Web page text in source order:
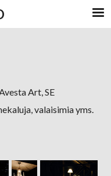
Art, SE
valaisimia yms.